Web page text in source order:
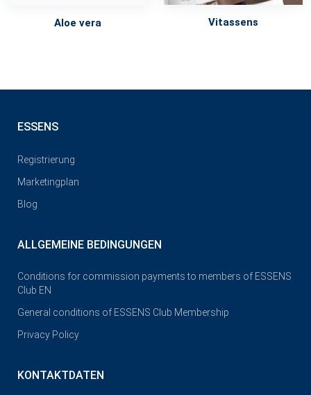
Aloe vera Vitassens
ESSENS
Registrierung
Marketingplan
Blog
ALLGEMEINE BEDINGUNGEN
Conditions for commission payments to members of ESSENS
Club EN
General conditions of ESSENS Club Membership
Privacy Policy
KONTAKTDATEN